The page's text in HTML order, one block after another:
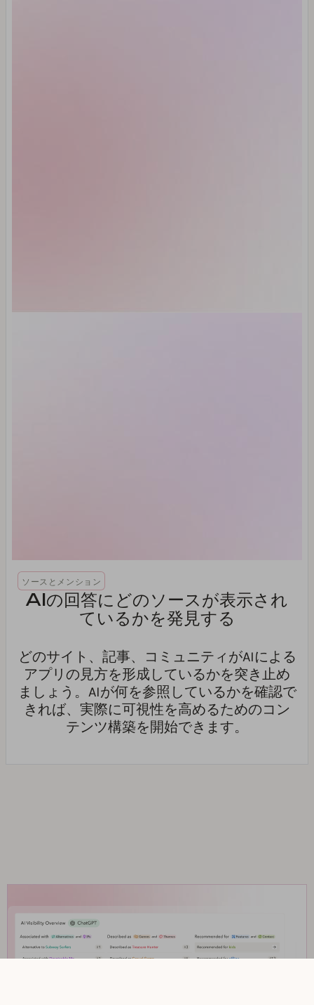
ソースとメンション
AIの回答にどのソースが表示され
ているかを発見する
どのサイト、記事、コミュニティがAIによる
アプリの見方を形成しているかを突き止め
ましょう。AIが何を参照しているかを確認で
きれば、実際に可視性を高めるためのコン
テンツ構築を開始できます。